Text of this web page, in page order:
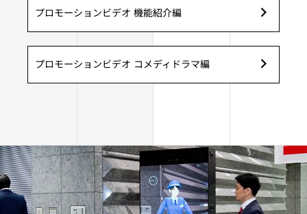
プロモーションビデオ 機能紹介編
プロモーションビデオ コメディドラマ編